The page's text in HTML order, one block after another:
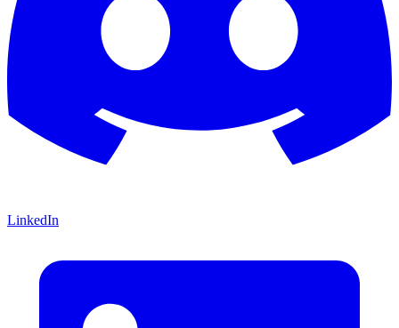
LinkedIn